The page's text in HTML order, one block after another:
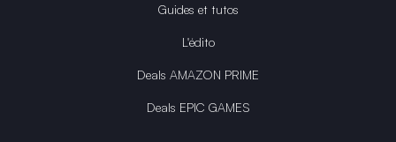
Guides et tutos
L'édito
Deals AMAZON PRIME
Deals EPIC GAMES